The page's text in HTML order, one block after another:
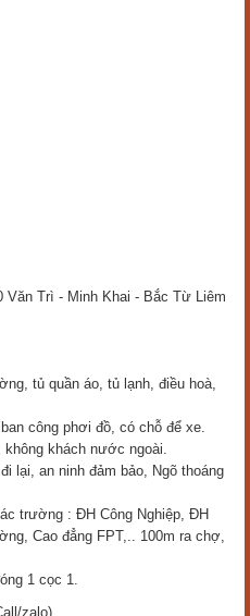
Văn Trì - Minh Khai - Bắc Từ Liêm
tủ quần áo, tủ lạnh, điều hoà,
công phơi đồ, có chỗ để xe.
khách nước ngoài.
lại, an ninh đảm bảo, Ngõ thoáng
trường : ĐH Công Nghiệp, ĐH
Cao đẳng FPT,.. 100m ra chợ,
1 cọc 1.
zalo).